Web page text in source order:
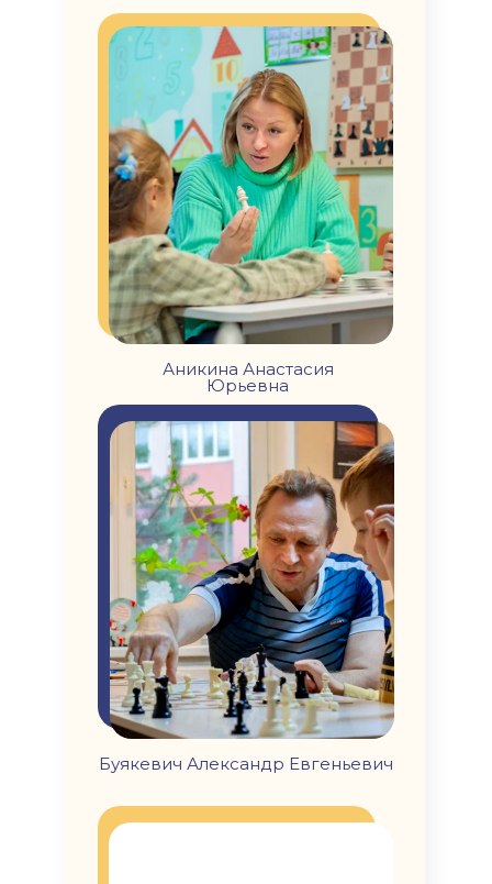
Аникина Анастасия
Юрьевна
Буякевич Александр Евгеньевич